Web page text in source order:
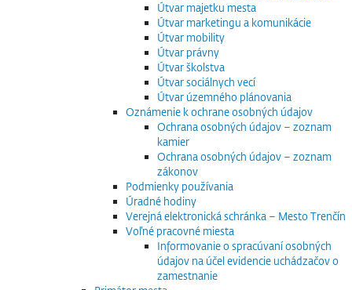
Útvar majetku mesta
Útvar marketingu a komunikácie
Útvar mobility
Útvar právny
Útvar školstva
Útvar sociálnych vecí
Útvar územného plánovania
Oznámenie k ochrane osobných údajov
Ochrana osobných údajov – zoznam
kamier
Ochrana osobných údajov – zoznam
zákonov
Podmienky používania
Úradné hodiny
Verejná elektronická schránka – Mesto Trenčín
Voľné pracovné miesta
Informovanie o spracúvaní osobných
údajov na účel evidencie uchádzačov o
zamestnanie